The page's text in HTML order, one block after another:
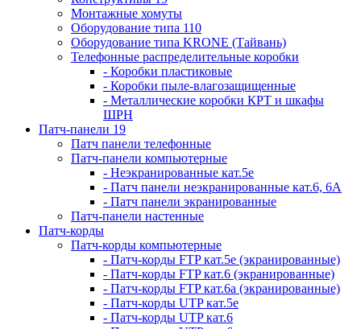
Монтажные хомуты
Оборудование типа 110
Оборудование типа KRONE (Тайвань)
Телефонные распределительные коробки
- Коробки пластиковые
- Коробки пыле-влагозащищенные
- Металлические коробки КРТ и шкафы
ШРН
Патч-панели 19
Патч панели телефонные
Патч-панели компьютерные
- Неэкранированные кат.5е
- Патч панели неэкранированные кат.6, 6А
- Патч панели экранированные
Патч-панели настенные
Патч-корды
Патч-корды компьютерные
- Патч-корды FTP кат.5е (экранированные)
- Патч-корды FTP кат.6 (экранированные)
- Патч-корды FTP кат.6а (экранированные)
- Патч-корды UTP кат.5е
- Патч-корды UTP кат.6